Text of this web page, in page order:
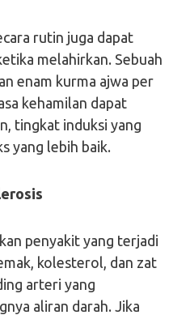
rutin juga dapat
melahirkan. Sebuah
enam kurma ajwa per
kehamilan dapat
tingkat induksi yang
yang lebih baik.
penyakit yang terjadi
kolesterol, dan zat
arteri yang
aliran darah. Jika